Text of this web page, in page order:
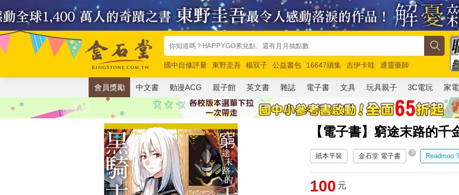
國中自修評量 東野圭吾 楊双子 公益書包 16647續集 吉伊卡哇
通靈藥師
唯紅花綻放
奧德賽 路邊攤新作 馬斯克 玩具總動員5 超慢跑
會員獎勵 中文書 動漫ACG 親子館 英文書 雜誌 電子書 文具 玩具親子 3C電玩 家電
【電子書】窮途末路的
紙本平裝 金石堂 電子書 ? Readmoo
100 元